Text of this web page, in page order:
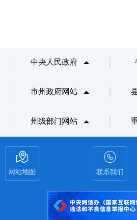
中央人民政府
市州政府网站
州级部门网站
网站地图 联系我们